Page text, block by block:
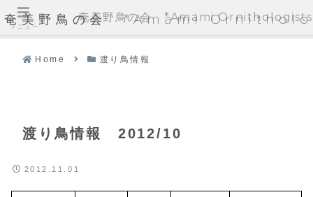
奄美野鳥の会 *Amami
Home 渡り鳥情報
渡り鳥情報 2012/10
2012.11.01
メニュー
奄美野鳥の会 *Amami